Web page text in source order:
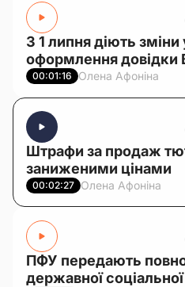
З 1 липня діють
оформлення довідки
00:01:16 Олена Афоніна
Штрафи за продаж
заниженими цінами
00:02:27 Олена Афоніна
ПФУ передають
державної